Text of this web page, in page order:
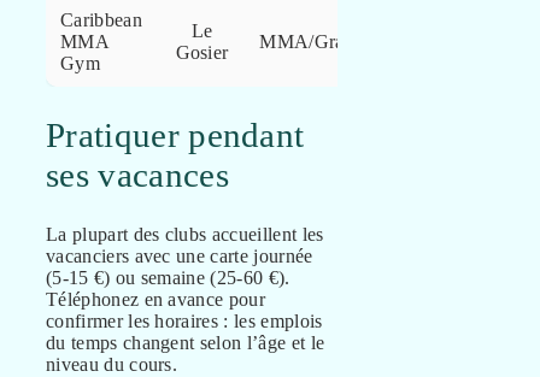
Caribbean
MMA
Gym
Le
Gosier
MMA/Grappling
Pratiquer pendant
ses vacances
La plupart des clubs accueillent les
vacanciers avec une carte journée
(5-15 €) ou semaine (25-60 €).
Téléphonez en avance pour
confirmer les horaires : les emplois
du temps changent selon l’âge et le
niveau du cours.